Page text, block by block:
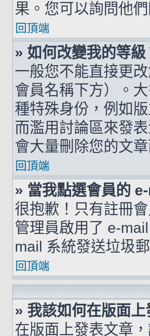
果。您可以詢問他
回頂端
» 如何改變我的等級
一般您不能直接更
會員名稱下方）。
種特殊身份，例如
而濫用討論區來發
會大量刪除您的文
回頂端
» 當我點選會員的
很抱歉！只有註冊
管理員啟用了 e-
mail 系統發送垃圾郵
回頂端
» 我該如何在版面上
在版面上發表文章